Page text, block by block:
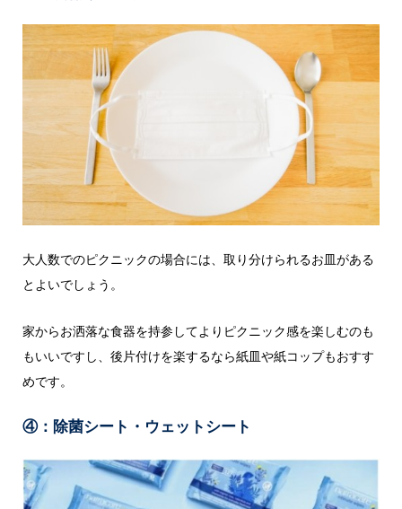
大人数でのピクニックの場合には、取り分けられるお皿がある
とよいでしょう。
家からお洒落な食器を持参してよりピクニック感を楽しむのも
もいいですし、後片付けを楽するなら紙皿や紙コップもおすす
めです。
④：除菌シート・ウェットシート